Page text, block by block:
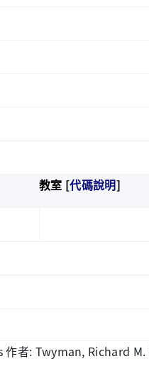
教室 [代碼說明]
作者: Twyman, Richard M.